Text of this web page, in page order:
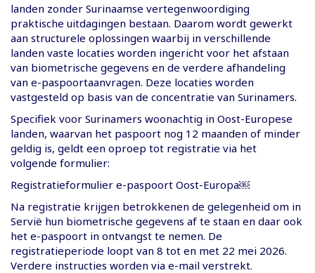
landen zonder Surinaamse vertegenwoordiging
praktische uitdagingen bestaan. Daarom wordt gewerkt
aan structurele oplossingen waarbij in verschillende
landen vaste locaties worden ingericht voor het afstaan
van biometrische gegevens en de verdere afhandeling
van e-paspoortaanvragen. Deze locaties worden
vastgesteld op basis van de concentratie van Surinamers.
Specifiek voor Surinamers woonachtig in Oost-Europese
landen, waarvan het paspoort nog 12 maanden of minder
geldig is, geldt een oproep tot registratie via het
volgende formulier:
Registratieformulier e-paspoort Oost-Europa￼
Na registratie krijgen betrokkenen de gelegenheid om in
Servië hun biometrische gegevens af te staan en daar ook
het e-paspoort in ontvangst te nemen. De
registratieperiode loopt van 8 tot en met 22 mei 2026.
Verdere instructies worden via e-mail verstrekt.